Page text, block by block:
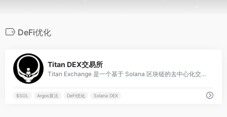
DeFi优化
Titan DEX交易所
Titan Exchange 是一个基于 Solana 区块链的去中心化交易所（DEX）聚合器，致力于通过智能路由和多聚合器整合，为用户提供最低费用和最佳价格的代币交换体验。
$SOL Argos算法 DeFi优化 Solana DEX